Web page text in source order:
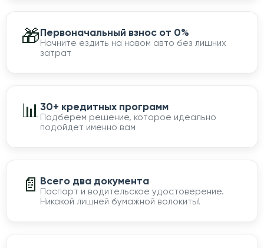
🎁Первоначальный взнос от 0%
Начните ездить на новом авто без лишних
затрат
📊30+ кредитных программ
Подберем решение, которое идеально
подойдет именно вам
📄 Всего два документа
Паспорт и водительское удостоверение.
Никакой лишней бумажной волокиты!